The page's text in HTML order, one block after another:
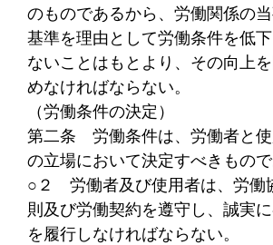
のものであるから、労働関係の
基準を理由として労働条件を低
ないことはもとより、その向上
めなければならない。
（労働条件の決定）
第二条 労働条件は、労働者と
の立場において決定すべきもので
○２ 労働者及び使用者は、労働
則及び労働契約を遵守し、誠実
を履行しなければならない。